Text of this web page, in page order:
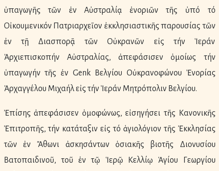
ὑπαγωγῆς τῶν ἐν Αὐστραλίᾳ ἐνοριῶν τῆς ὑπό τό
Οἰκουμενικόν Πατριαρχεῖον ἐκκλησιαστικῆς παρουσίας τῶν
ἐν τῇ Διασπορᾷ τῶν Οὐκρανῶν εἰς τήν Ἱεράν
Ἀρχιεπισκοπήν Αὐστραλίας, ἀπεφάσισεν ὁμοίως τήν
ὑπαγωγήν τῆς ἐν Genk Βελγίου Οὐκρανοφώνου Ἐνορίας
Ἀρχαγγέλου Μιχαήλ εἰς τήν Ἱεράν Μητρόπολιν Βελγίου.
Ἐπίσης ἀπεφάσισεν ὁμοφώνως, εἰσηγήσει τῆς Κανονικῆς
Ἐπιτροπῆς, τήν κατάταξιν εἰς τό ἁγιολόγιον τῆς Ἐκκλησίας
τῶν ἐν Ἄθωνι ἀσκησάντων ὁσιακῆς βιοτῆς Διονυσίου
Βατοπαιδινοῦ, τοῦ ἐν τῷ Ἱερῷ Κελλίῳ Ἁγίου Γεωργίου